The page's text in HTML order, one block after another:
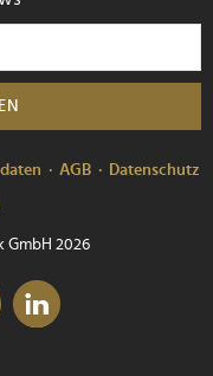
AGB
Datenschutz
2026